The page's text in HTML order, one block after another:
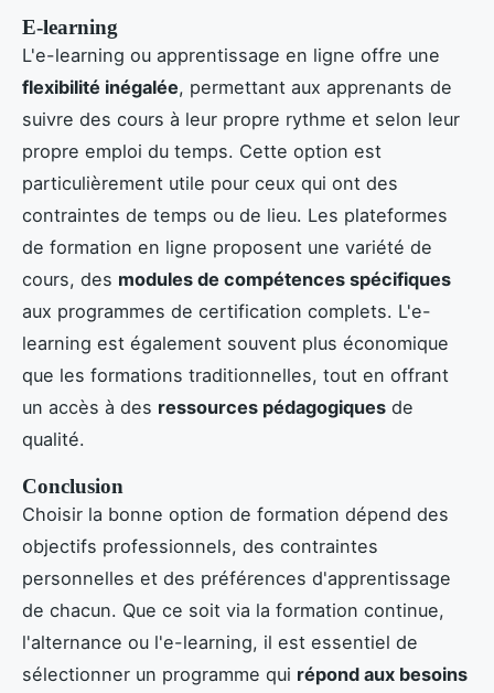
E-learning
L'e-learning ou apprentissage en ligne offre une
flexibilité inégalée, permettant aux apprenants de
suivre des cours à leur propre rythme et selon leur
propre emploi du temps. Cette option est
particulièrement utile pour ceux qui ont des
contraintes de temps ou de lieu. Les plateformes
de formation en ligne proposent une variété de
cours, des modules de compétences spécifiques
aux programmes de certification complets. L'e-
learning est également souvent plus économique
que les formations traditionnelles, tout en offrant
un accès à des ressources pédagogiques de
qualité.
Conclusion
Choisir la bonne option de formation dépend des
objectifs professionnels, des contraintes
personnelles et des préférences d'apprentissage
de chacun. Que ce soit via la formation continue,
l'alternance ou l'e-learning, il est essentiel de
sélectionner un programme qui répond aux besoins